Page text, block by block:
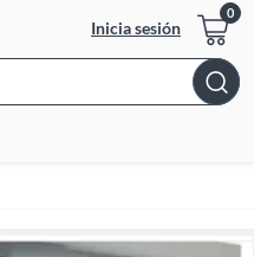
Inicia sesión
Bar